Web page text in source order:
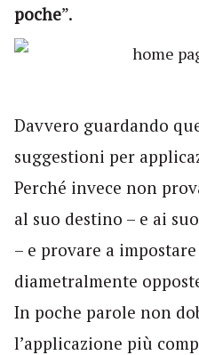
poche”.
Davvero guardando
suggestioni per
Perché invece non
al suo destino – e ai
– e provare a
diametralmente
In poche parole non
l’applicazione più